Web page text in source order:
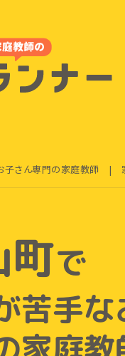
子さん専門の家庭教師 |
町で
苦手